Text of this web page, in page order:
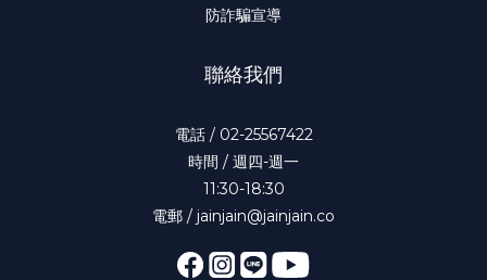
防詐騙宣導
聯絡我們
電話 / 02-25567422
時間 / 週四-週一
11:30-18:30
電郵 / jainjain@jainjain.co